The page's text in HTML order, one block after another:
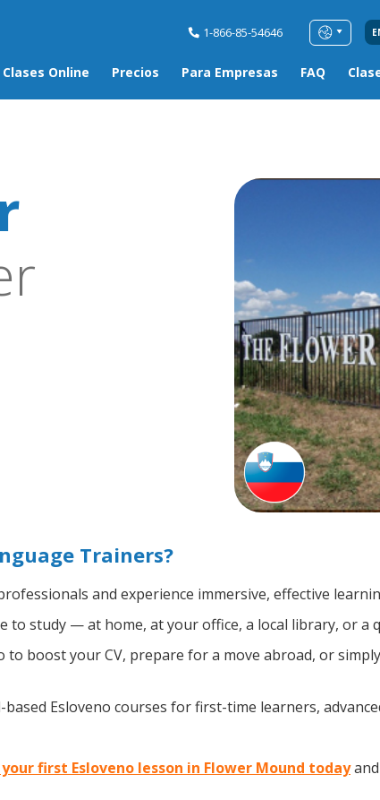
1-866-85-54646
Clases Online Precios Para Empresas FAQ
Trainers?
and experience immersive, effective
to study — at home, at your office, a local library, or a
boost your CV, prepare for a move abroad, or
Esloveno courses for first-time learners,
first Esloveno lesson in Flower Mound todayand